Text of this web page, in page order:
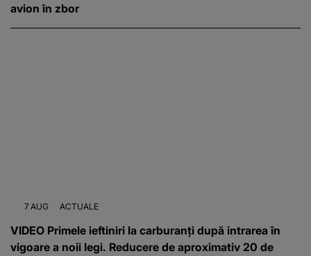
avion în zbor
7 AUG ACTUALE
VIDEO Primele ieftiniri la carburanți după intrarea în
vigoare a noii legi. Reducere de aproximativ 20 de